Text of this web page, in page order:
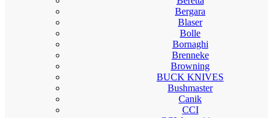
Bergara
Blaser
Bolle
Bornaghi
Brenneke
Browning
BUCK KNIVES
Bushmaster
Canik
CCI